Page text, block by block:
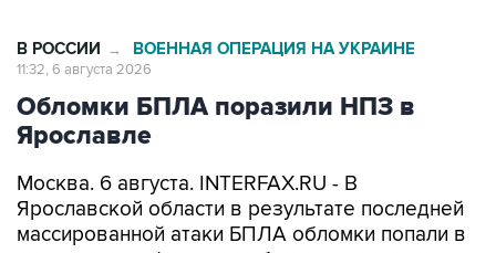
В РОССИИ → ВОЕННАЯ ОПЕРАЦИЯ НА УКРАИНЕ
11:32, 6 августа 2026
Обломки БПЛА поразили НПЗ в
Ярославле
Москва. 6 августа. INTERFAX.RU - В
Ярославской области в результате последней
массированной атаки БПЛА обломки попали в